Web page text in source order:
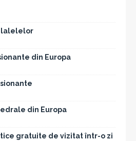
lalelelor
din Europa
din Europa
gratuite de vizitat într-o zi